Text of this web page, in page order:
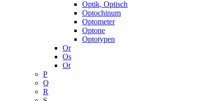
Optik, Optisch
Optochinum
Optometer
Optone
Optotypen
Or
Os
Ot
P
Q
R